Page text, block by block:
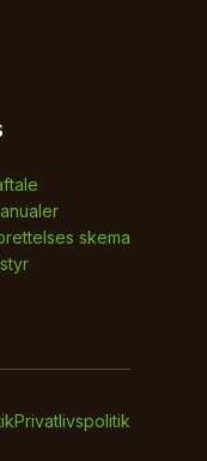
skema
Privatlivspolitik